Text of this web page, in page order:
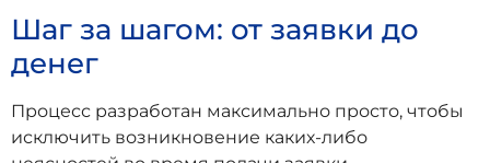
Шаг за шагом: от заявки до
денег
Процесс разработан максимально просто, чтобы
исключить возникновение каких-либо